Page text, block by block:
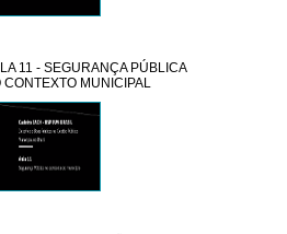
11 - SEGURANÇA PÚBLICA
CONTEXTO MUNICIPAL